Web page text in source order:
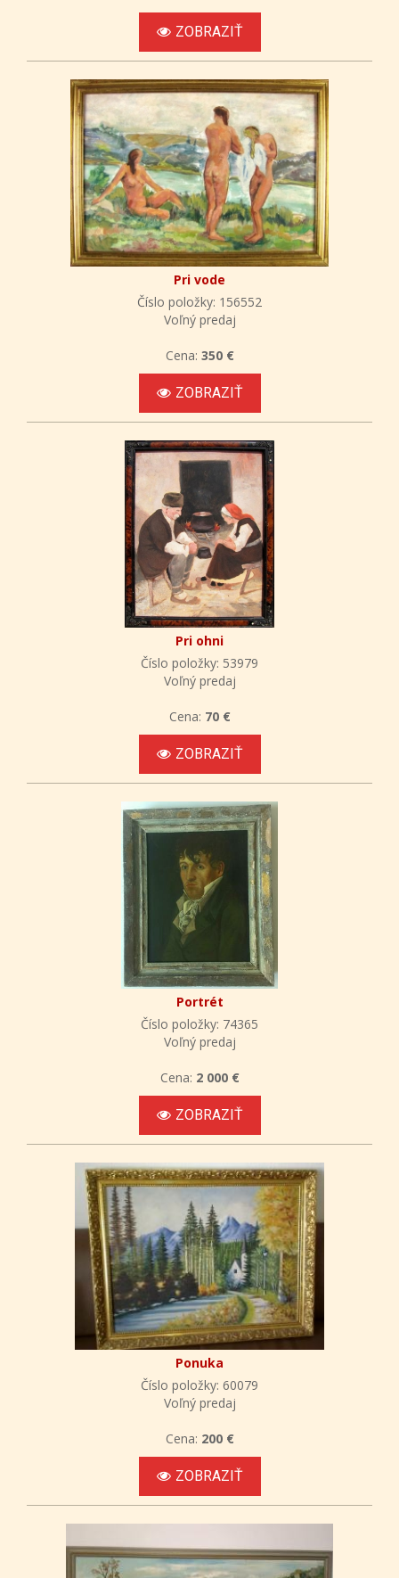
ZOBRAZIŤ
Pri vode
Číslo položky: 156552
Voľný predaj
Cena: 350 €
ZOBRAZIŤ
Pri ohni
Číslo položky: 53979
Voľný predaj
Cena: 70 €
ZOBRAZIŤ
Portrét
Číslo položky: 74365
Voľný predaj
Cena: 2 000 €
ZOBRAZIŤ
Ponuka
Číslo položky: 60079
Voľný predaj
Cena: 200 €
ZOBRAZIŤ